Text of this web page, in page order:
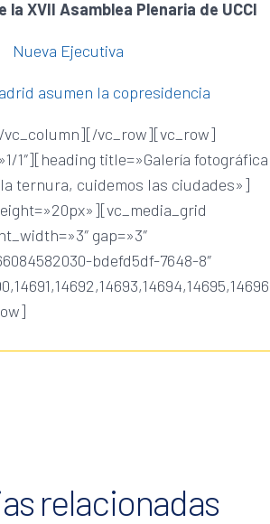
la XVII Asamblea Plenaria de UCCI
Nueva Ejecutiva
asumen la copresidencia
vc_row][vc_row]
1″][heading title=»Galería fotográfica
ternura, cuidemos las ciudades»]
gap=»3″
bdefd5df-7648-8″
relacionadas